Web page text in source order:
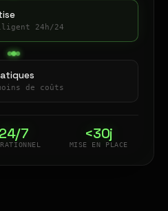
24h/24
de coûts
24/7 <30j
MISE EN PLACE